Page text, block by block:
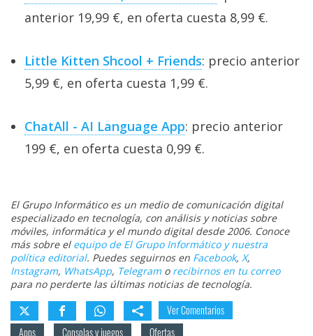
anterior 19,99 €, en oferta cuesta 8,99 €.
Little Kitten Shcool + Friends: precio anterior
5,99 €, en oferta cuesta 1,99 €.
ChatAll - AI Language App: precio anterior
199 €, en oferta cuesta 0,99 €.
El Grupo Informático es un medio de comunicación digital
especializado en tecnología, con análisis y noticias sobre
móviles, informática y el mundo digital desde 2006. Conoce
más sobre el equipo de El Grupo Informático y nuestra
política editorial. Puedes seguirnos en Facebook, X,
Instagram, WhatsApp, Telegramo recibirnos en tu correo
para no perderte las últimas noticias de tecnología.
Ver Comentarios
Apps
Consolas y juegos Ofertas